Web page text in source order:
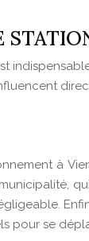
à
pour se